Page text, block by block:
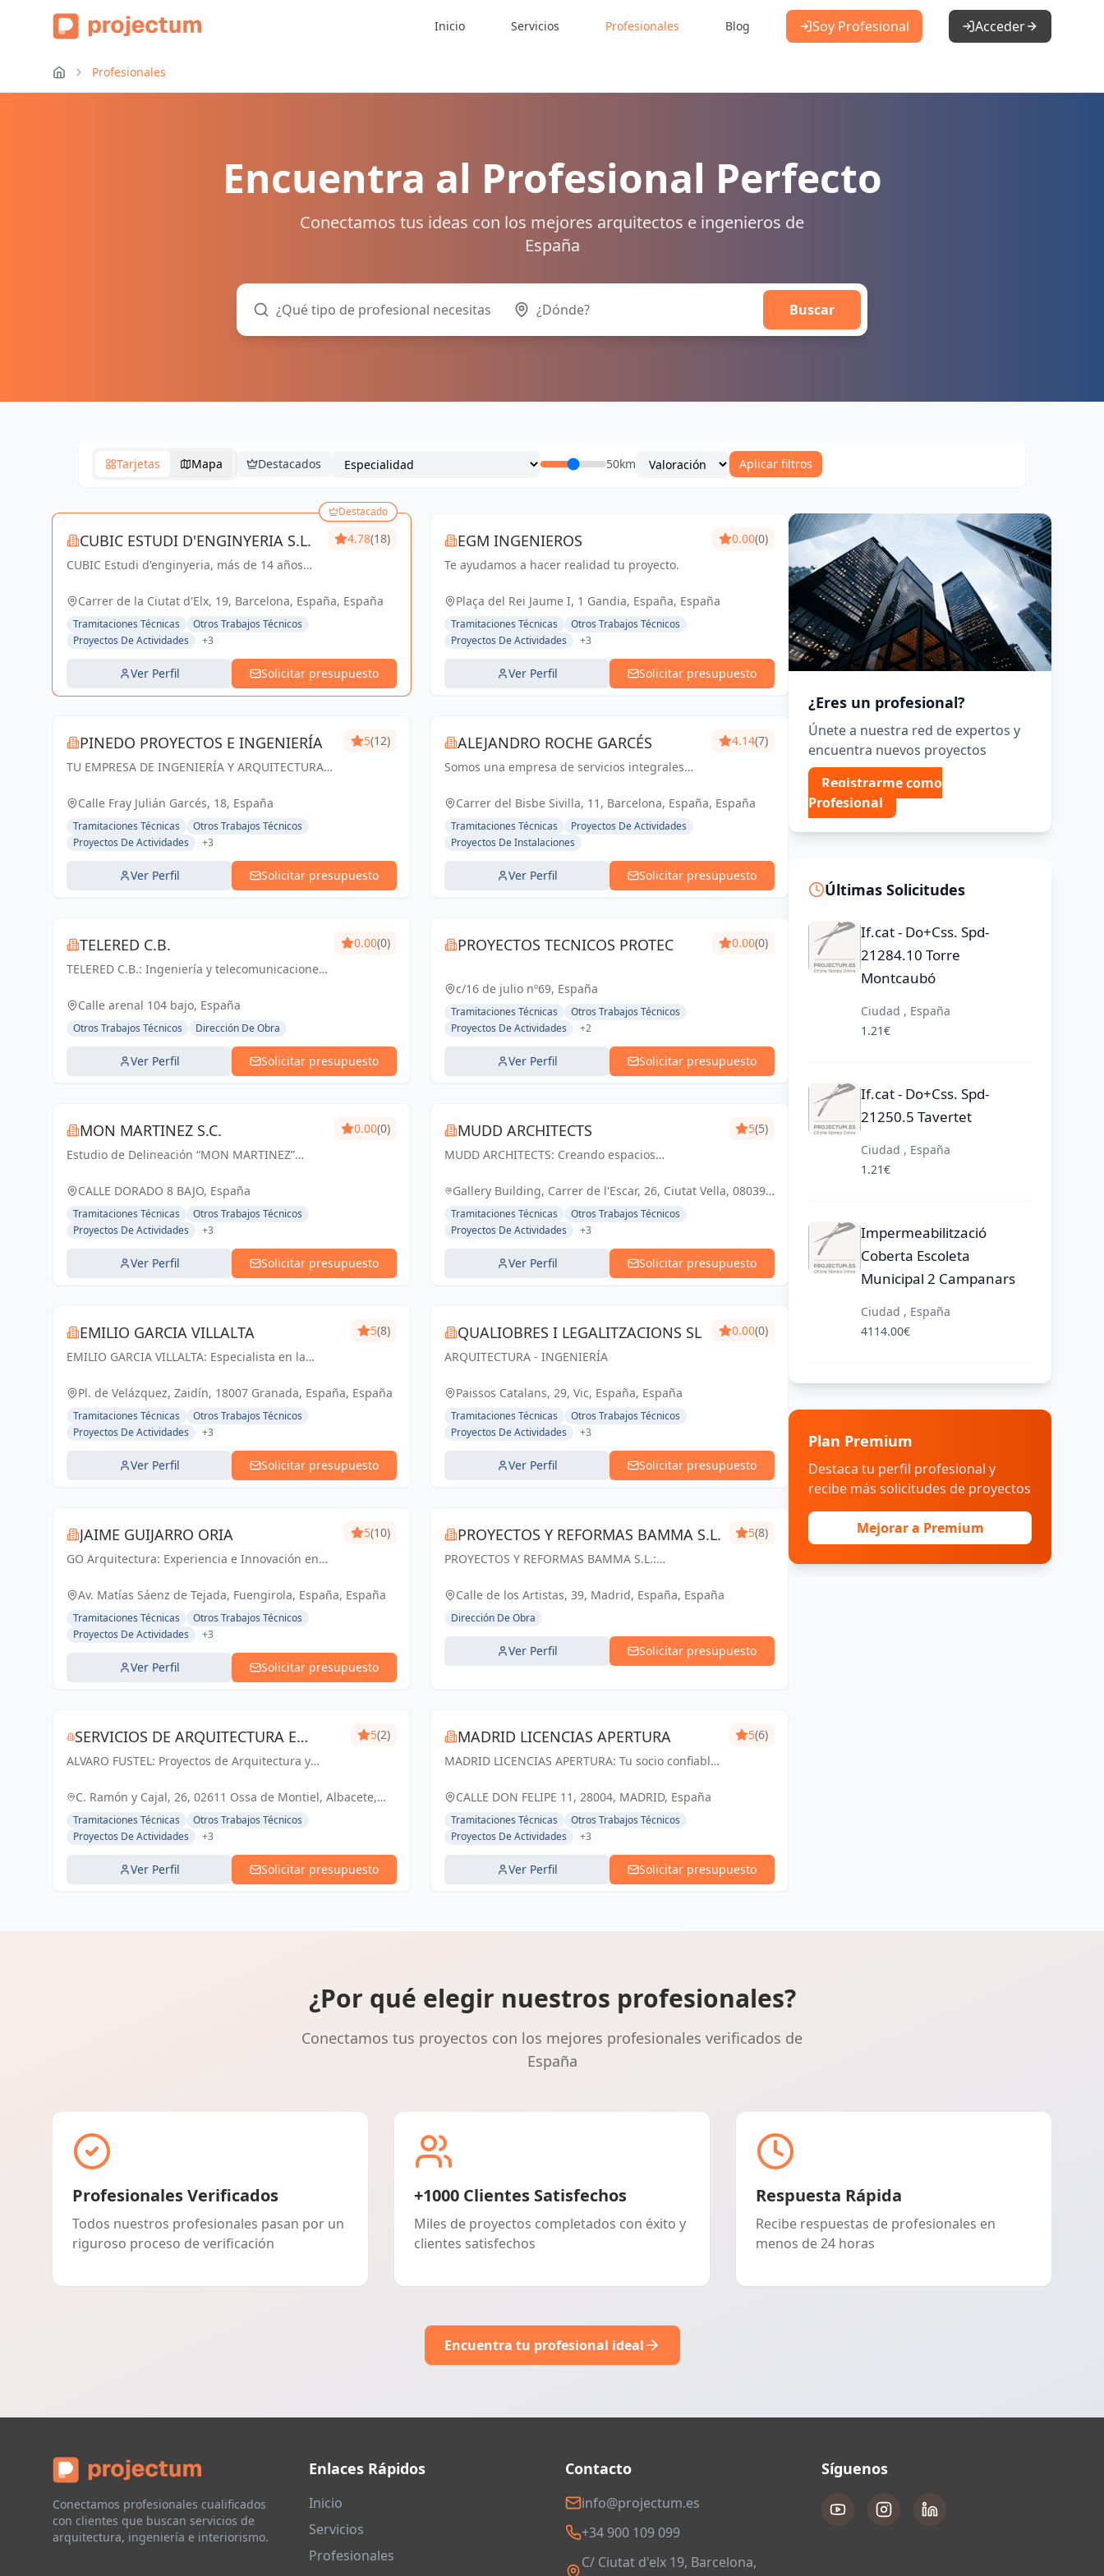
Inicio Servicios Profesionales Blog Soy Profesional Acceder
Profesionales
Encuentra al Profesional Perfecto
Conectamos tus ideas con los mejores arquitectos e ingenieros de
España
Buscar
Tarjetas Mapa Destacados 50km Aplicar filtros
Destacado
CUBIC ESTUDI D'ENGINYERIA S.L.
CUBIC Estudi d'enginyeria, más de 14 años
Ingeniería con una trayectoria sólida y exitosa
4.78(18)
Carrer de la Ciutat d'Elx, 19, Barcelona, España, España
Tramitaciones Técnicas
Otros Trabajos Técnicos
Proyectos De Actividades
+3
Ver Perfil Solicitar presupuesto
EGM INGENIEROS
Te ayudamos a hacer realidad tu proyecto.
0.00(0)
Plaça del Rei Jaume I, 1 Gandia, España, España
Tramitaciones Técnicas
Otros Trabajos Técnicos
Proyectos De Actividades
+3
Ver Perfil Solicitar presupuesto
PINEDO PROYECTOS E INGENIERÍA
TU EMPRESA DE INGENIERÍA Y ARQUITECTURA
Ingeniería y Arquitectura, Licencias de apertura
y Gestión de Obras
5(12)
Calle Fray Julián Garcés, 18, España
Tramitaciones Técnicas
Otros Trabajos Técnicos
Proyectos De Actividades
+3
Ver Perfil Solicitar presupuesto
ALEJANDRO ROCHE GARCÉS
Somos una empresa de servicios integrales
necesidades técnicas de nuestr@s clientes
conocimie...
4.14(7)
Carrer del Bisbe Sivilla, 11, Barcelona, España, España
Tramitaciones Técnicas
Proyectos De Actividades
Proyectos De Instalaciones
Ver Perfil Solicitar presupuesto
TELERED C.B.
TELERED C.B.: Ingeniería y telecomunicaciones
integrales, calidad y experiencia en Vigo y
0.00(0)
Calle arenal 104 bajo, España
Otros Trabajos Técnicos Dirección De Obra
Ver Perfil Solicitar presupuesto
PROYECTOS TECNICOS PROTEC 0.00(0)
c/16 de julio nº69, España
Tramitaciones Técnicas
Otros Trabajos Técnicos
Proyectos De Actividades
+2
Ver Perfil Solicitar presupuesto
MON MARTINEZ S.C.
Estudio de Delineación “MON MARTINEZ”
25 años de experiencia. Entendemos nuestro
trabajo, como parte importante de un trabajo...
0.00(0)
CALLE DORADO 8 BAJO, España
Tramitaciones Técnicas
Otros Trabajos Técnicos
Proyectos De Actividades
+3
Ver Perfil Solicitar presupuesto
MUDD ARCHITECTS
MUDD ARCHITECTS: Creando espacios
visión, nuestra realidad.
5(5)
Gallery Building, Carrer de l'Escar, 26, Ciutat Vella, 08039
Barcelona, España, España
Tramitaciones Técnicas
Otros Trabajos Técnicos
Proyectos De Actividades
+3
Ver Perfil Solicitar presupuesto
EMILIO GARCIA VILLALTA
EMILIO GARCIA VILLALTA: Especialista en la
5(8)
Pl. de Velázquez, Zaidín, 18007 Granada, España, España
Tramitaciones Técnicas
Otros Trabajos Técnicos
Proyectos De Actividades
+3
Ver Perfil Solicitar presupuesto
QUALIOBRES I LEGALITZACIONS SL
ARQUITECTURA - INGENIERÍA
0.00(0)
Paissos Catalans, 29, Vic, España, España
Tramitaciones Técnicas
Otros Trabajos Técnicos
Proyectos De Actividades
+3
Ver Perfil Solicitar presupuesto
JAIME GUIJARRO ORIA
GO Arquitectura: Experiencia e Innovación en
Con Seriedad, Confianza, Rapidez y Economía
como pilares, ofrecemos soluciones...
5(10)
Av. Matías Sáenz de Tejada, Fuengirola, España, España
Tramitaciones Técnicas
Otros Trabajos Técnicos
Proyectos De Actividades
+3
Ver Perfil Solicitar presupuesto
PROYECTOS Y REFORMAS BAMMA S.L.
PROYECTOS Y REFORMAS BAMMA S.L.:
espacios en Madrid. Tu visión, nuestra pasión.
5(8)
Calle de los Artistas, 39, Madrid, España, España
Dirección De Obra
Ver Perfil Solicitar presupuesto
SERVICIOS DE ARQUITECTURA E
INMOBILIARIA ÁLVARO FUSTEL
ALVARO FUSTEL: Proyectos de Arquitectura y
Madrid
5(2)
C. Ramón y Cajal, 26, 02611 Ossa de Montiel, Albacete,
España, España
Tramitaciones Técnicas
Otros Trabajos Técnicos
Proyectos De Actividades
+3
Ver Perfil Solicitar presupuesto
MADRID LICENCIAS APERTURA
MADRID LICENCIAS APERTURA: Tu socio confiable
Madrid. Cumplimos tus expectativas.
5(6)
CALLE DON FELIPE 11, 28004, MADRID, España
Tramitaciones Técnicas
Otros Trabajos Técnicos
Proyectos De Actividades
+3
Ver Perfil Solicitar presupuesto
¿Eres un profesional?
Únete a nuestra red de expertos y
encuentra nuevos proyectos
Registrarme como
Profesional
Últimas Solicitudes
If.cat - Do+Css. Spd-
21284.10 Torre
Montcaubó
Ciudad , España
1.21€
If.cat - Do+Css. Spd-
21250.5 Tavertet
Ciudad , España
1.21€
Impermeabilització
Coberta Escoleta
Municipal 2 Campanars
Ciudad , España
4114.00€
Plan Premium
Destaca tu perfil profesional y
recibe más solicitudes de proyectos
Mejorar a Premium
¿Por qué elegir nuestros profesionales?
Conectamos tus proyectos con los mejores profesionales verificados de
España
Profesionales Verificados
Todos nuestros profesionales pasan por un
riguroso proceso de verificación
+1000 Clientes Satisfechos
Miles de proyectos completados con éxito y
clientes satisfechos
Respuesta Rápida
Recibe respuestas de profesionales en
menos de 24 horas
Encuentra tu profesional ideal
Conectamos profesionales cualificados
con clientes que buscan servicios de
arquitectura, ingeniería e interiorismo.
Enlaces Rápidos
Inicio
Servicios
Profesionales
Contacto
info@projectum.es
+34 900 109 099
C/ Ciutat d'elx 19, Barcelona,
Síguenos